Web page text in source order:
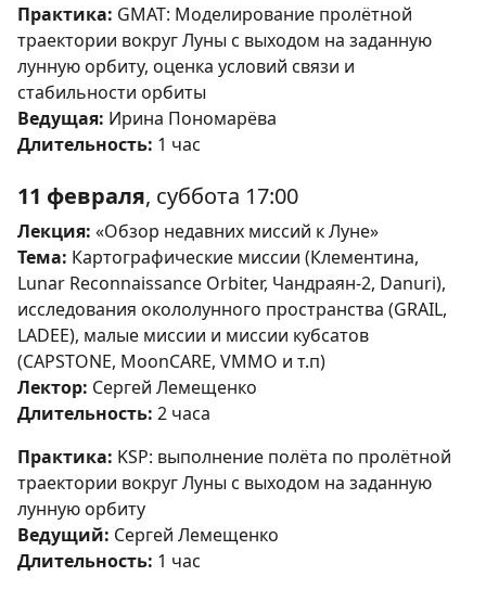
Практика: GMAT: Моделирование пролётной
траектории вокруг Луны с выходом на заданную
лунную орбиту, оценка условий связи и
стабильности орбиты
Ведущая: Ирина Пономарёва
Длительность: 1 час
11 февраля, суббота 17:00
Лекция: «Обзор недавних миссий к Луне»
Тема: Картографические миссии (Клементина,
Lunar Reconnaissance Orbiter, Чандраян-2, Danuri),
исследования окололунного пространства (GRAIL,
LADEE), малые миссии и миссии кубсатов
(CAPSTONE, MoonCARE, VMMO и т.п)
Лектор: Сергей Лемещенко
Длительность: 2 часа
Практика: KSP: выполнение полёта по пролётной
траектории вокруг Луны с выходом на заданную
лунную орбиту
Ведущий: Сергей Лемещенко
Длительность: 1 час